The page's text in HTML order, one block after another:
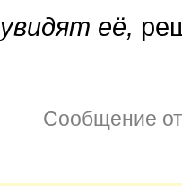
увидят её,
Сообщение